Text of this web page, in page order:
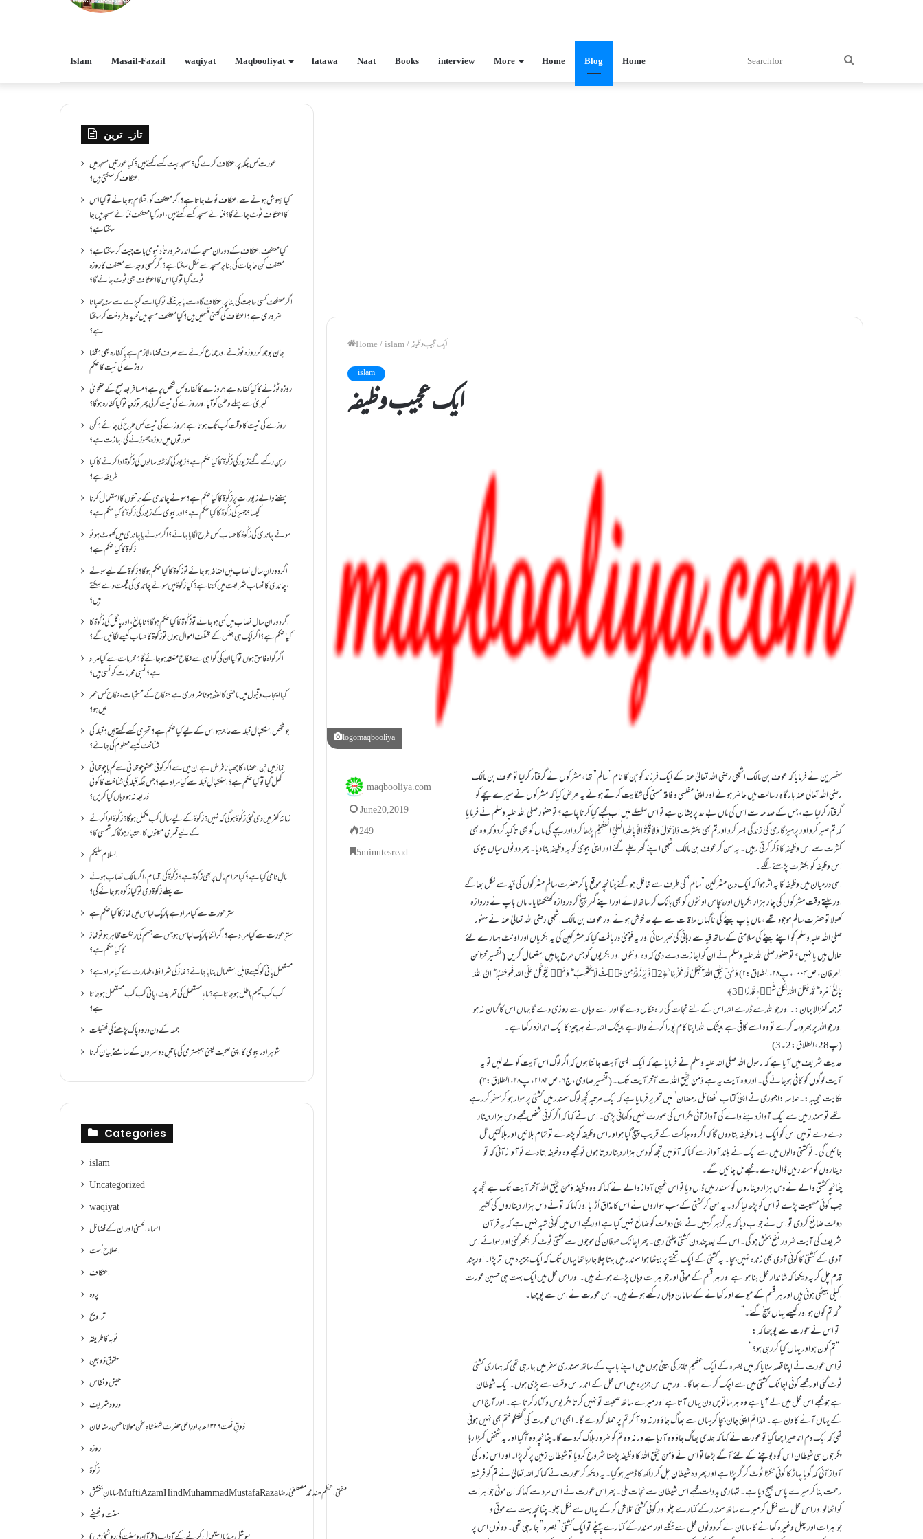
Islam Masail-Fazail waqiyat Maqbooliyat fatawa Naat Books interview More Home Blog Home
Home/islam/ایک عجیب وظیفہ
islam
ایک عجیب وظیفہ
logomaqbooliya
مفسرین نے فرمایا کہ عوف بن مالک اشجعی رضی اللہ تعالیٰ عنہ کے ایک فرزند کو جن کا نام ”سالم” تھا، مشرکوں نے گرفتار کرلیا تو عوف بن مالک
رضی اللہ تعالیٰ عنہ بارگاہِ رسالت میں حاضر ہوئے اور اپنی مفلسی و فاقہ مستی کی شکایت کرتے ہوئے یہ عرض کیا کہ مشرکوں نے میرے بچے کو
گرفتار کرلیا ہے، جس کے صدمہ سے اس کی ماں بے حد پریشان ہے تو اس سلسلے میں اب مجھے کیا کرنا چاہے؟ تو حضور صلی اللہ علیہ وسلم نے فرمایا
کہ تم صبر کرو اور پرہیزگاری کی زندگی بسر کرو اورتم بھی بکثرت وَلاَ حَوْلَ وَلاَ قُوَّۃَ اِلاَّ بِاللہِ الْعَلِیِّ الْعَظِیْمِ پڑھا کرو اور بچے کی ماں کو بھی تاکید کردو کہ وہ بھی
کثرت سے اس وظیفہ کا ذکر کرتی رہیں۔ یہ سن کر عوف بن مالک اشجعی اپنے گھر چلے گئے اور اپنی بیوی کو یہ وظیفہ بتا دیا۔ پھر دونوں میاں بیوی
اس وظیفہ کو بکثرت پڑھنے لگے۔
اسی درمیان میں وظیفہ کا یہ اثر ہوا کہ ایک دن مشرکین ”سالم”کی طرف سے غافل ہو گئے چنانچہ موقع پا کر حضرت سالم مشرکوں کی قید سے نکل بھاگے
اور چلتے وقت مشرکوں کی چار ہزار بکریاں اور پچاس اونٹوں کو بھی ہانک کر ساتھ لائے اور اپنے گھر پہنچ کر دروازہ کھٹکھٹایا۔ ماں باپ نے دروازہ
کھولا تو حضرت سالم موجود تھے، ماں باپ بیٹے کی ناگہاں ملاقات سے بے حد خوش ہوئے اور عوف بن مالک اشجعی رضی اللہ تعالیٰ عنہ نے حضور
صلی اللہ علیہ وسلم کو اپنے بیٹے کی سلامتی کے ساتھ قید سے رہائی کی خبر سنائی اور یہ فتویٰ دریافت کیا کہ مشرکین کی یہ بکریاں اور اونٹ ہمارے لئے
حلال ہیں یا نہیں؟ تو حضور صلی اللہ علیہ وسلم نے ان کو اجازت دے دی کہ وہ اونٹوں اور بکریوں کو جس طرح چاہیں استعمال کریں (تفسیر خزائن
العرفان، ص۱۰۰۴، پ۲۸،الطلاق:۲) وَ مَنۡ یَّـتَّقِ اللہَ یَجْعَلْ لَّہٗ مَخْرَجًا ۙ﴿2﴾وَّ یَرْزُقْہُ مِنْ حَیۡثُ لَا یَحْتَسِبُ ؕ وَ مَنۡ یَّتَوَکَّلْ عَلَی اللہِ فَہُوَ حَسْبُہٗ ؕ اِنَّ اللہَ
بَالِغُ اَمْرِہٖ ؕ قَدْ جَعَلَ اللہُ لِکُلِّ شَیۡءٍ قَدْرًا ﴿3﴾
ترجمہ کنزالایمان:۔ اور جو اللہ سے ڈرے اللہ اس کے لئے نجات کی راہ نکال دے گا اور اسے وہاں سے روزی دے گا جہاں اس کا گمان نہ ہو
اور جو اللہ پر بھروسہ کرے تو وہ اسے کافی ہے بیشک اللہ اپنا کام پورا کرنے والا ہے بیشک اللہ نے ہرچیز کا ایک اندازہ رکھا ہے۔
(پ28،الطلاق:2۔3)
حدیث شریف میں آیا ہے کہ رسول اللہ صلی اللہ علیہ وسلم نے فرمایا ہے کہ ایک ایسی آیت جانتا ہوں کہ اگر لوگ اس آیت کو لے لیں تو یہ
آیت لوگوں کو کافی ہوجائے گی۔ اور وہ آیت یہ ہے وَمَنْ یَّتَّقِ اللہَ سے آخر آیت تک۔ (تفسیر صاوی،ج۶، ص۲۱۸۲، پ۲۸، الطلاق:۳)
حکایت عجیبہ:۔علامہ :اجہوری نے اپنی کتاب ”فضائل رمضان” میں تحریر فرمایا ہے کہ ایک مرتبہ کچھ لوگ سمندر میں کشتی پر سوار ہو کر سفر کررہے
تھے تو سمندر میں سے ایک آواز دینے والے کی آواز آئی مگر اس کی صورت نہیں دکھائی پڑی۔ اس نے کہا کہ اگر کوئی شخص مجھے دس ہزار دینار
دے دے تو میں اس کو ایک ایسا وظیفہ بتا دوں گا کہ اگر وہ ہلاکت کے قریب پہنچ گیا ہو اور اس وظیفہ کو پڑھ لے تو تمام بلائیں اور ہلاکتیں ٹل
جائیں گی۔ تو کشتی والوں میں سے ایک نے بلند آواز سے کہا کہ آؤ میں تجھ کو دس ہزار دینار دیتا ہوں تو مجھے وہ وظیفہ بتا دے تو آواز آئی کہ تو
دیناروں کو سمندر میں ڈال دے۔ مجھے مل جائیں گے۔
چنانچہ کشتی والے نے دس ہزار دیناروں کو سمندر میں ڈال دیا تو اس غیبی آواز والے نے کہا کہ وہ وظیفہ وَمَنْ یَّتَّقِ اللہَ آخر آیت تک ہے تجھ پر
جب کوئی مصیبت پڑے تو اس کو پڑھ لیا کرو۔ یہ سن کر کشتی کے سب سواروں نے اس کا مذاق اُڑایا اور کہا کہ تونے دس ہزار دیناروں کی کثیر
دولت ضائع کردی تو اس نے جواب دیا کہ ہرگزہرگز میں نے اپنی دولت کو ضائع نہیں کیا ہے اور مجھے اس میں کوئی شبہ نہیں ہے کہ یہ قرآن
شریف کی آیت ضرور نفع بخش ہو گی۔ اس کے بعد چند دن کشتی چلتی رہی۔ پھر اچانک طوفان کی موجوں سے کشتی ٹوٹ کر بکھر گئی اور سوائے اس
آدمی کے کشتی کا کوئی آدمی بھی زندہ نہیں بچا۔ یہ کشتی کے ایک تختے پر بیٹھا ہوا سمندر میں بہتا چلا جارہا تھا یہاں تک کہ ایک جزیرہ میں اتر پڑا۔ اور چند
قدم چل کر یہ دیکھا کہ شاندار محل بنا ہوا ہے اور ہر قسم کے موتی اور جواہرات وہاں پڑے ہوئے ہیں۔ اور اس محل میں ایک بہت ہی حسین عورت
اکیلی بیٹھی ہوئی ہیں اور ہر قسم کے میوے اور کھانے کے سامان وہاں رکھے ہوئے ہیں۔ اس عورت نے اس سے پوچھا۔
”کہ تم کون ہو اور کیسے یہاں پہنچ گئے۔”
تو اس نے عورت سے پوچھا کہ :
”تم کون ہو اور یہاں کیا کررہی ہو؟”
تو اس عورت نے اپنا قصہ سنایا کہ میں بصرہ کے ایک عظیم تاجر کی بیٹی ہوں میں اپنے باپ کے ساتھ سمندری سفر میں جارہی تھی کہ ہماری کشتی
ٹوٹ گئی اور مجھے کوئی اچانک کشتی میں سے اچک کر لے بھاگا۔ اور میں اس جزیرہ میں اس محل کے اندر اس وقت سے پڑی ہوں۔ ایک شیطان
ہے جو مجھے اس محل میں لے آیا ہے وہ ہر ساتویں دن یہاں آتا ہے اور میرے ساتھ صحبت تو نہیں کرتا مگر بوس و کنار کرتا ہے۔ اور آج اس
کے یہاں آنے کا دن ہے۔ لہٰذا تم اپنی جان بچا کر یہاں سے بھاگ جاؤ ورنہ وہ آ کر تم پر حملہ کردے گا۔ ابھی اس عورت کی گفتگو ختم بھی نہیں ہوئی
تھی کہ ایک دم اندھیرا چھا گیا تو عورت نے کہا کہ جلدی بھاگ جاؤ وہ آرہا ہے ورنہ وہ تم کو ضرور ہلاک کردے گا۔ چنانچہ وہ آگیا اور یہ شخض کھڑا رہا
مگر جوں ہی شیطان اس کو دبوچنے کے لئے آگے بڑھا تو اس نے وَمَنْ یَّتَّقِ اللہَ کا وظیفہ پڑھنا شروع کردیا تو شیطان زمین پر گرپڑا۔ اور اس زور کی
آواز آئی کہ گویا پہاڑ کا کوئی ٹکڑا ٹوٹ کر گر پڑا ہے اور پھر وہ شیطان جل کر راکھ کا ڈھیر ہو گیا۔ یہ دیکھ کر عورت نے کہا کہ اللہ تعالیٰ نے تم کو فرشتہ
رحمت بنا کر میرے پاس بھیج دیا ہے۔ تمہاری بدولت مجھے اس شیطان سے نجات ملی۔ پھر اس عورت نے اس مرد سے کہا کہ ان موتی جواہرات
کو اٹھالو اور اس محل سے نکل کر میرے ساتھ سمندر کے کنارے چلو اور کوئی کشتی تلاش کر کے یہاں سے نکل چلو۔ چنانچہ بہت سے موتی و
جواہرات اور پھل وغیرہ کھانے کا سامان لے کر دونوں محل سے نکلے اور سمندر کے کنارے پہنچے تو ایک کشتی ”بصرہ” جا رہی تھی۔ دونوں اس پر
maqbooliya.com
June 20, 2019
249
5 minutes read
تازہ ترین
عورت کس جگہ پر اعتکاف کرے گی؟مسجد بیت کسے کہتے ہیں؟کیا عورتیں مسجد میں
اعتکاف کر سکتی ہیں؟
کیا بیہوش ہونے سے اعتکاف ٹوٹ جاتا ہے؟ اگر معتکف کو احتلام ہو جائے تو کیا اس
کا اعتکاف ٹوٹ جائے گا؟فنائے مسجد کسے کہتے ہیں ، اور کیا معتکف فنائے مسجد میں جا
سکتا ہے؟
کیا معتکف اعتکاف کے دوران مسجد کے اندر ضرورتاً دنیوی بات چیت کر سکتا ہے؟
معتکف کن حاجات کی بنا پر مسجد سے نکل سکتا ہے؟ اگر کسی وجہ سے معتکف کا روزہ
ٹوٹ گیا تو کیا اس کا اعتکاف بھی ٹوٹ جائے گا؟
اگر معتکف کسی حاجت کی بنا پر اعتکاف گاہ سے باہر نکلے تو کیا اسے کپڑے سے منہ چھپانا
ضروری ہے؟اعتکاف کی کتنی قسمیں ہیں؟کیا معتکف مسجد میں خرید و فروخت کر سکتا
ہے؟
جان بوجھ کر روزہ ٹوڑنے اور جماع کرنے سے صرف قضاء لازم ہے یا کفارہ بھی؟ قضا
روزے کی نیت کا حکم
روزہ ٹوڑنے کا کیا کفارہ ہے؟روزے کا کفارہ کس شخص پر ہے؟ مسافر بعد صبح کے ضحویٰ
کبریٰ سے پہلے وطن کو آیا اور روزے کی نیت کر لی پھر توڑ دیا تو کیا کفارہ ہو گا؟
روزے کی نیت کا وقت کب تک ہوتا ہے؟ روزے کی نیت کس طرح کی جائے؟ کن
صورتوں میں روزہ چھوڑنے کی اجازت ہے؟
رہن رکھے گئے زیور کی زکٰوۃ کا کیا حکم ہے؟زیور کی گذشتہ سالوں کی زکٰوۃ ادا کرنے کا کیا
طریقہ ہے؟
پہننے والے زیورات پر زکٰوۃ کا کیا حکم ہے؟ سونے چاندی کے برتنوں کا استعمال کرنا
کیسا؟ جہیز کی زکٰوۃ کا کیا حکم ہے؟ اور بیوی کے زیور کی زکٰوۃ کا کیا حکم ہے؟
سونے چاندی کی زکٰوۃ کا حساب کس طرح لگایا جائے؟ اگر سونے یا چاندی میں کھوٹ ہو تو
زکٰوۃ کا کیا حکم ہے؟
اگر دورانِ سال نصاب میں اضافہ ہو جائے تو زکوۃ کا کیا حکم ہو گا؟ زکٰوۃ کے لیے سونے
،چاندی کا نصاب شریعت میں کتنا ہے؟ کیا زکٰوۃ میں سونے چاندی کی قیمت دے سکتے
ہیں؟
اگر دورانِ سال نصاب میں کمی ہو جائے تو زکٰوۃ کا کیا حکم ہو گا؟ نا بالغ ، اور پاگل کی زکٰوۃ کا
کیا حکم ہے؟ اگر ایک ہی جنس کے مختلف اموال ہوں تو زکٰوۃ کا حساب کیسے لگائیں گے؟
اگر گواہ فاسق ہوں تو کیا ان کی گواہی سے نکاح منعقد ہو جائے گا؟ محرمات سے کیا مراد
ہے؟ نسبی محرمات کونسی ہیں؟
کیا ایجاب و قبول میں ماضی کا لفظ ہونا ضروری ہے؟ نکاح کے مستحبات، نکاح کس عمر
میں ہو؟
جو شخص استقبال قبلہ سے عاجز ہو اس کے لیے کیا حکم ہے؟ تحرّی کسے کہتے ہیں؟ قبلہ کی
شناخت کیسے معلوم کی جائے؟
نماز میں جن اعضاء کا چھپانا فرض ہے ان میں سے اگر کوئی عضو چوتھائی سے کم یا چوتھائی
کھل گیا تو کیا حکم ہے؟استقبالِ قبلہ سے کیا مراد ہے؟جس جگہ قبلہ کی شناخت کا کوئی
ذریعہ نہ ہو وہاں کیا کریں؟
زمانۂ کفر میں دی گئی زکٰوۃ ہو گی کہ نہیں؟زکٰوۃ کے لیے سال کب مکمل ہو گا؟زکٰوۃ ادا کرنے
کے لیے قمری مہینوں کا اعتبار ہو گا کہ شمسی کا؟
السلام علیکم
مالِ نامی کیا ہے؟ کیا حرام مال پر بھی زکوۃ ہے؟ زکٰوۃ کی اقسام ،اگر مالک نصاب ہونے
سے پہلے زکٰوۃ دی تو کیا زکوه ہو جائےگی؟
ستر عورت سے کیا مراد ہے باریک لباس میں نماز کا کیا حکم ہے
سترِ عورت سے کیا مراد ہے؟اگر اتنا باریک لباس ہو جس سے جسم کی رنگت ظاہر ہو تو نماز
کا کیا حکم ہے؟
مستعمل پانی کو کیسے قابلِ استعمال بنایا جائے؟ نماز کی شرائط ،طہارت سے کیا مراد ہے؟
کب کب تیمم باطل ہو جاتا ہے؟ ماءِ مستعمل کی تعریف ،پانی کب کب مستعمل ہو جاتا
ہے؟
جمعہ کے دن درود پاک پڑھنے کی فضیلت
شوہر اور بیوی کا اپنی صحبت یعنی ہمبستری کی باتیں دوسروں کے سامنے بیان کرنا
Categories
islam
Uncategorized
waqiyat
اسماءالحسنٰی اور ان کے فضائل
اصلاح اُمت
اعتکاف
پردہ
تراویح
توبہ کا طریقہ
حقوقِ ذوجین
حیض و نفاس
درود شریف
ذَوقِ نَعت ۱۳۲۶ھ برادرِ اعلیٰ حضرت شہنشاہِ سخن مولانا حسن رضا خان
روزہ
زکٰوۃ
سامانِ بخشش Mufti Azam Hind Muhammad Mustafa Raza مفتی اعظم ھند محمد مصطفیٰ رضا
سنت وظیفے